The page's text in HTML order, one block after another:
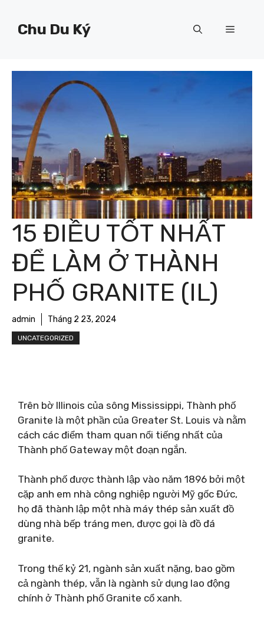
Chu Du Ký Menu
15 ĐIỀU TỐT NHẤT
ĐỂ LÀM Ở THÀNH
PHỐ GRANITE (IL)
admin Tháng 2 23, 2024
UNCATEGORIZED
Trên bờ Illinois của sông Mississippi, Thành phố
Granite là một phần của Greater St. Louis và nằm
cách các điểm tham quan nổi tiếng nhất của
Thành phố Gateway một đoạn ngắn.
Thành phố được thành lập vào năm 1896 bởi một
cặp anh em nhà công nghiệp người Mỹ gốc Đức,
họ đã thành lập một nhà máy thép sản xuất đồ
dùng nhà bếp tráng men, được gọi là đồ đá
granite.
Trong thế kỷ 21, ngành sản xuất nặng, bao gồm
cả ngành thép, vẫn là ngành sử dụng lao động
chính ở Thành phố Granite cổ xanh.